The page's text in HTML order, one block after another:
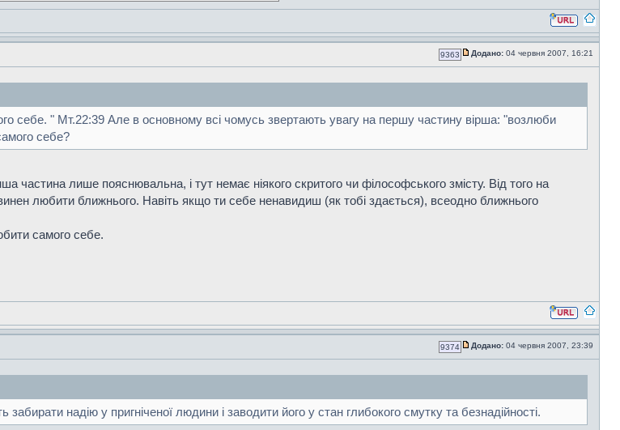
9363 Додано: 04 червня 2007, 16:21
себе. " Мт.22:39 Але в основному всі чомусь звертають увагу на першу частину вірша: "возлюби
себе?
частина лише пояснювальна, і тут немає ніякого скритого чи філософського змісту. Від того на
любити ближнього. Навіть якщо ти себе ненавидиш (як тобі здається), всеодно ближнього
самого себе.
9374 Додано: 04 червня 2007, 23:39
надію у пригніченої людини і заводити його у стан глибокого смутку та безнадійності.